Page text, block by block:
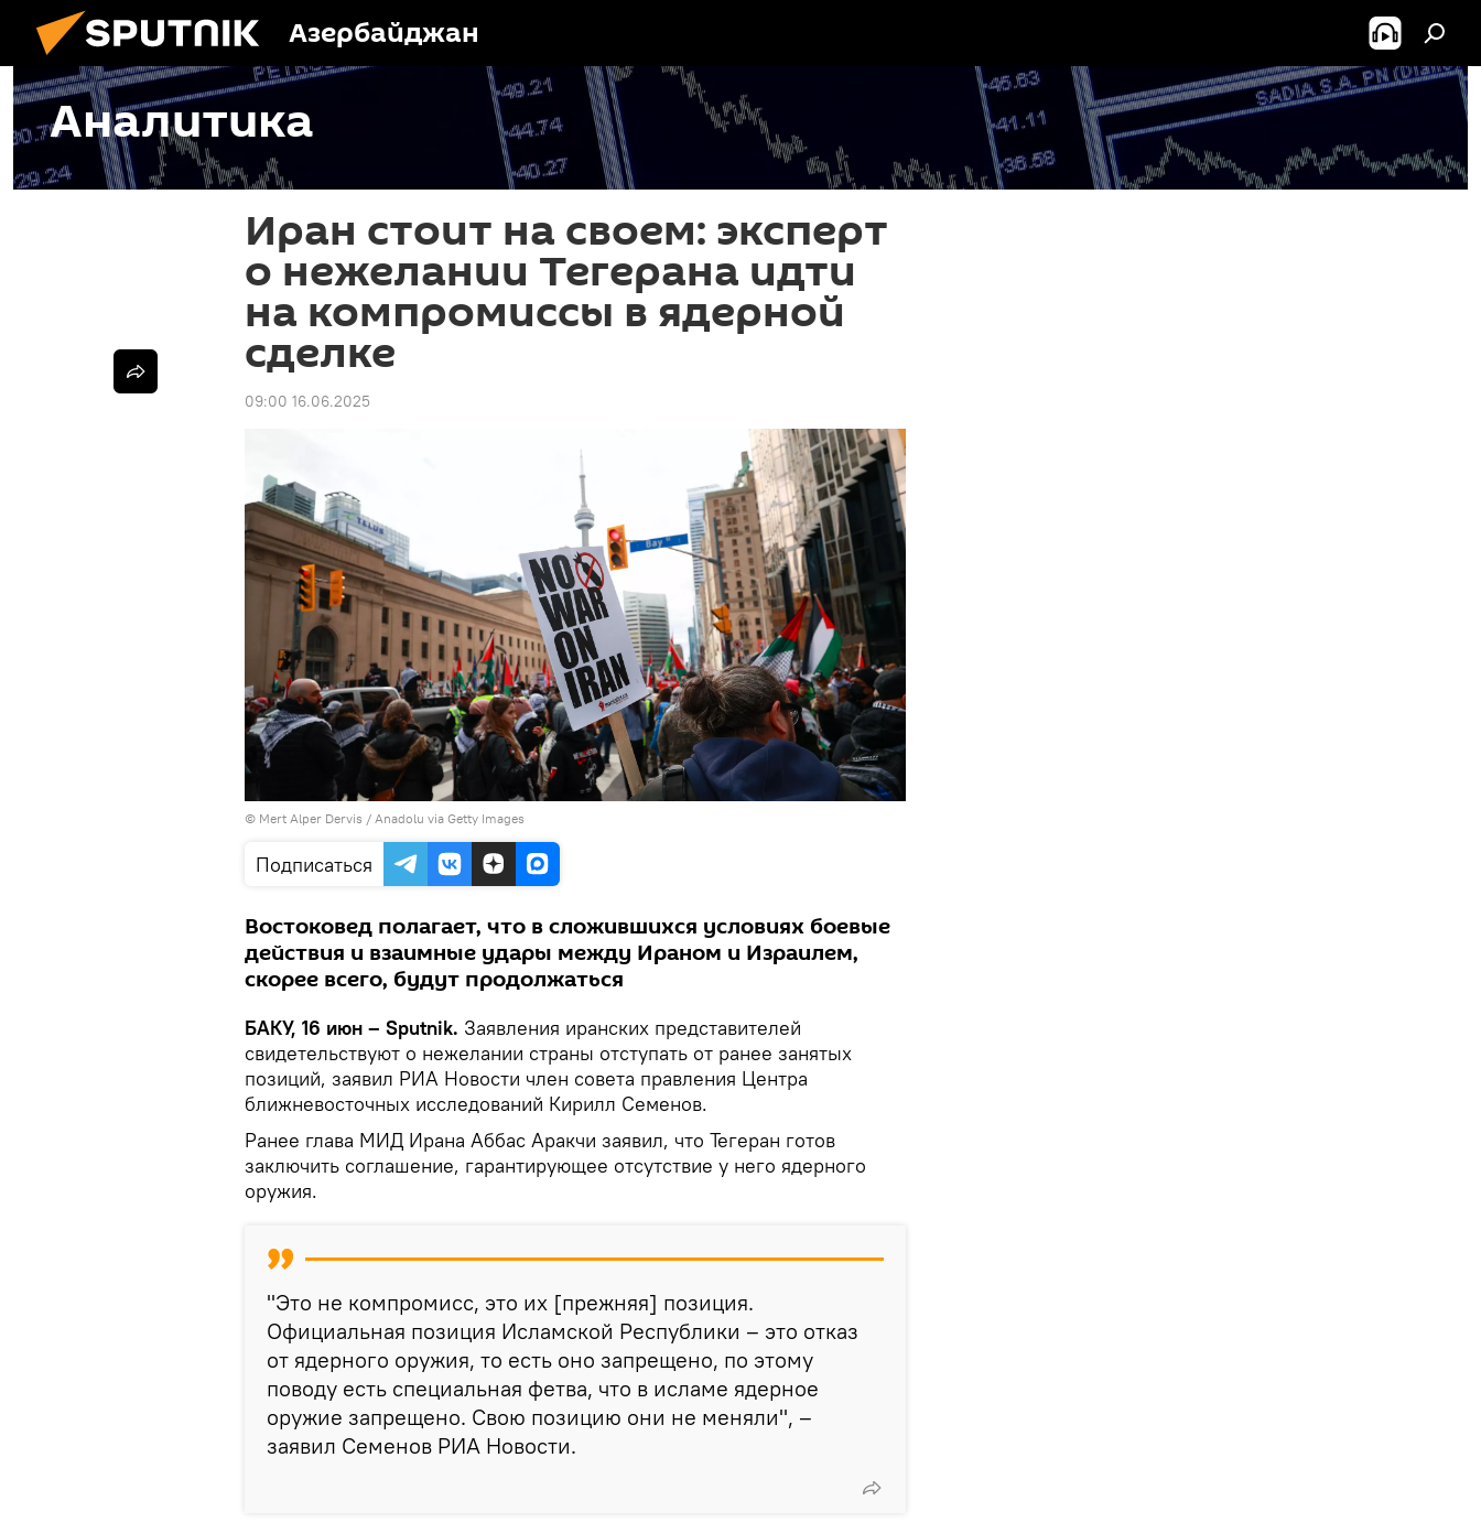
Азербайджан
Аналитика
Иран стоит на своем: эксперт
о нежелании Тегерана идти
на компромиссы в ядерной
сделке
09:00 16.06.2025
© Mert Alper Dervis / Anadolu via Getty Images
Подписаться
Востоковед полагает, что в сложившихся условиях боевые
действия и взаимные удары между Ираном и Израилем,
скорее всего, будут продолжаться
БАКУ, 16 июн – Sputnik. Заявления иранских представителей
свидетельствуют о нежелании страны отступать от ранее занятых
позиций, заявил РИА Новости член совета правления Центра
ближневосточных исследований Кирилл Семенов.
Ранее глава МИД Ирана Аббас Аракчи заявил, что Тегеран готов
заключить соглашение, гарантирующее отсутствие у него ядерного
оружия.
"Это не компромисс, это их [прежняя] позиция.
Официальная позиция Исламской Республики – это отказ
от ядерного оружия, то есть оно запрещено, по этому
поводу есть специальная фетва, что в исламе ядерное
оружие запрещено. Свою позицию они не меняли", –
заявил Семенов РИА Новости.